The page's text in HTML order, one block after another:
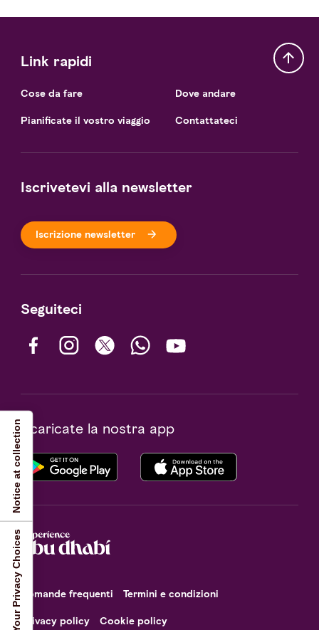
Link rapidi
Cose da fare
Pianificate il vostro viaggio
Dove andare
Contattateci
Iscrivetevi alla newsletter
Iscrizione newsletter
Seguiteci
Scaricate la nostra app
Domande frequenti Termini e condizioni
Privacy policy Cookie policy
Your Privacy Choices
Notice at collection